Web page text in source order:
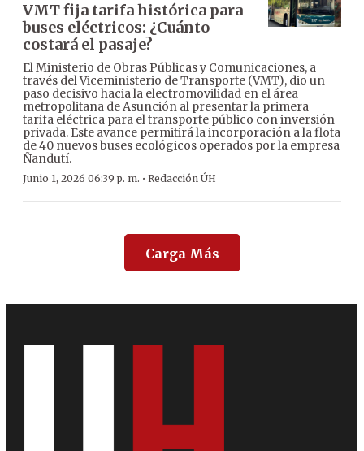
VMT fija tarifa histórica para
buses eléctricos: ¿Cuánto
costará el pasaje?
El Ministerio de Obras Públicas y Comunicaciones, a
través del Viceministerio de Transporte (VMT), dio un
paso decisivo hacia la electromovilidad en el área
metropolitana de Asunción al presentar la primera
tarifa eléctrica para el transporte público con inversión
privada. Este avance permitirá la incorporación a la flota
de 40 nuevos buses ecológicos operados por la empresa
Ñandutí.
Junio 1, 2026 06:39 p. m. · Redacción ÚH
Carga Más